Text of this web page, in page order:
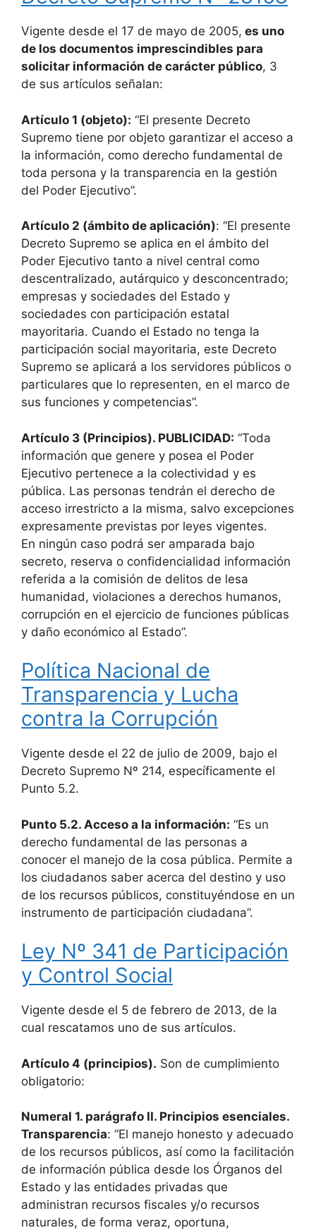
Vigente desde el 17 de mayo de 2005, es uno
de los documentos imprescindibles para
solicitar información de carácter público, 3
de sus artículos señalan:
Artículo 1 (objeto): “El presente Decreto
Supremo tiene por objeto garantizar el acceso a
la información, como derecho fundamental de
toda persona y la transparencia en la gestión
del Poder Ejecutivo”.
Artículo 2 (ámbito de aplicación): “El presente
Decreto Supremo se aplica en el ámbito del
Poder Ejecutivo tanto a nivel central como
descentralizado, autárquico y desconcentrado;
empresas y sociedades del Estado y
sociedades con participación estatal
mayoritaria. Cuando el Estado no tenga la
participación social mayoritaria, este Decreto
Supremo se aplicará a los servidores públicos o
particulares que lo representen, en el marco de
sus funciones y competencias”.
Artículo 3 (Principios). PUBLICIDAD: “Toda
información que genere y posea el Poder
Ejecutivo pertenece a la colectividad y es
pública. Las personas tendrán el derecho de
acceso irrestricto a la misma, salvo excepciones
expresamente previstas por leyes vigentes.
En ningún caso podrá ser amparada bajo
secreto, reserva o confidencialidad información
referida a la comisión de delitos de lesa
humanidad, violaciones a derechos humanos,
corrupción en el ejercicio de funciones públicas
y daño económico al Estado”.
Política Nacional de
Transparencia y Lucha
contra la Corrupción
Vigente desde el 22 de julio de 2009, bajo el
Decreto Supremo Nº 214, específicamente el
Punto 5.2.
Punto 5.2. Acceso a la información: “Es un
derecho fundamental de las personas a
conocer el manejo de la cosa pública. Permite a
los ciudadanos saber acerca del destino y uso
de los recursos públicos, constituyéndose en un
instrumento de participación ciudadana”.
Ley Nº 341 de Participación
y Control Social
Vigente desde el 5 de febrero de 2013, de la
cual rescatamos uno de sus artículos.
Artículo 4 (principios). Son de cumplimiento
obligatorio:
Numeral 1. parágrafo II. Principios esenciales.
Transparencia: “El manejo honesto y adecuado
de los recursos públicos, así como la facilitación
de información pública desde los Órganos del
Estado y las entidades privadas que
administran recursos fiscales y/o recursos
naturales, de forma veraz, oportuna,